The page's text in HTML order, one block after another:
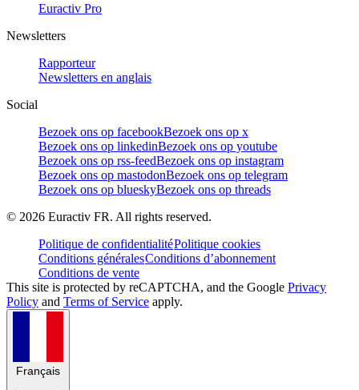
Euractiv Pro
Newsletters
Rapporteur
Newsletters en anglais
Social
Bezoek ons op facebookBezoek ons op x
Bezoek ons op linkedinBezoek ons op youtube
Bezoek ons op rss-feedBezoek ons op instagram
Bezoek ons op mastodonBezoek ons op telegram
Bezoek ons op blueskyBezoek ons op threads
© 2026 Euractiv FR. All rights reserved.
Politique de confidentialitéPolitique cookies
Conditions généralesConditions d’abonnement
Conditions de vente
This site is protected by reCAPTCHA, and the Google Privacy
Policy and Terms of Service apply.
Français